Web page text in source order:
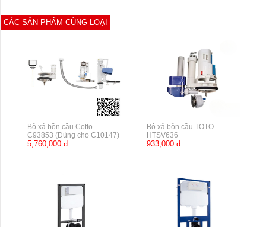
CÁC SẢN PHẨM CÙNG LOẠI
Bộ xả bồn cầu Cotto
C93853 (Dùng cho C10147)
5,760,000 đ
Bộ xả bồn cầu TOTO
HTSV636
933,000 đ